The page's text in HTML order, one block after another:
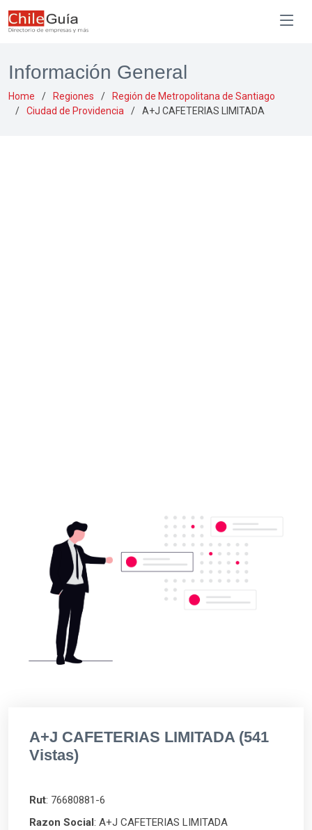
Información General
Home Regiones
Región de Metropolitana de Santiago
Ciudad de Providencia
A+J CAFETERIAS LIMITADA
A+J CAFETERIAS LIMITADA (541
Vistas)
Rut: 76680881-6
Razon Social : A+J CAFETERIAS LIMITADA